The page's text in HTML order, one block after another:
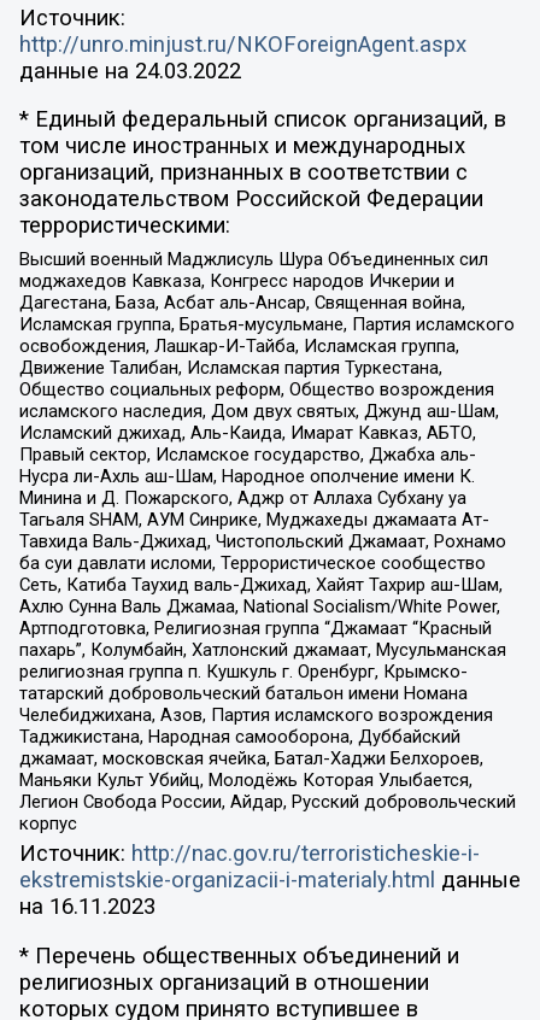
Источник:
http://unro.minjust.ru/NKOForeignAgent.aspx
данные на 24.03.2022
* Единый федеральный список организаций, в
том числе иностранных и международных
организаций, признанных в соответствии с
законодательством Российской Федерации
террористическими:
Высший военный Маджлисуль Шура Объединенных сил
моджахедов Кавказа, Конгресс народов Ичкерии и
Дагестана, База, Асбат аль-Ансар, Священная война,
Исламская группа, Братья-мусульмане, Партия исламского
освобождения, Лашкар-И-Тайба, Исламская группа,
Движение Талибан, Исламская партия Туркестана,
Общество социальных реформ, Общество возрождения
исламского наследия, Дом двух святых, Джунд аш-Шам,
Исламский джихад, Аль-Каида, Имарат Кавказ, АБТО,
Правый сектор, Исламское государство, Джабха аль-
Нусра ли-Ахль аш-Шам, Народное ополчение имени К.
Минина и Д. Пожарского, Аджр от Аллаха Субхану уа
Тагьаля SHAM, АУМ Синрике, Муджахеды джамаата Ат-
Тавхида Валь-Джихад, Чистопольский Джамаат, Рохнамо
ба суи давлати исломи, Террористическое сообщество
Сеть, Катиба Таухид валь-Джихад, Хайят Тахрир аш-Шам,
Ахлю Сунна Валь Джамаа, National Socialism/White Power,
Артподготовка, Религиозная группа “Джамаат “Красный
пахарь”, Колумбайн, Хатлонский джамаат, Мусульманская
религиозная группа п. Кушкуль г. Оренбург, Крымско-
татарский добровольческий батальон имени Номана
Челебиджихана, Азов, Партия исламского возрождения
Таджикистана, Народная самооборона, Дуббайский
джамаат, московская ячейка, Батал-Хаджи Белхороев,
Маньяки Культ Убийц, Молодёжь Которая Улыбается,
Легион Свобода России, Айдар, Русский добровольческий
корпус
Источник: http://nac.gov.ru/terroristicheskie-i-
ekstremistskie-organizacii-i-materialy.html данные
на 16.11.2023
* Перечень общественных объединений и
религиозных организаций в отношении
которых судом принято вступившее в